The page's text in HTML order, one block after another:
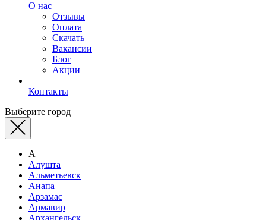
О нас
Отзывы
Оплата
Скачать
Вакансии
Блог
Акции
Контакты
Выберите город
А
Алушта
Альметьевск
Анапа
Арзамас
Армавир
Архангельск